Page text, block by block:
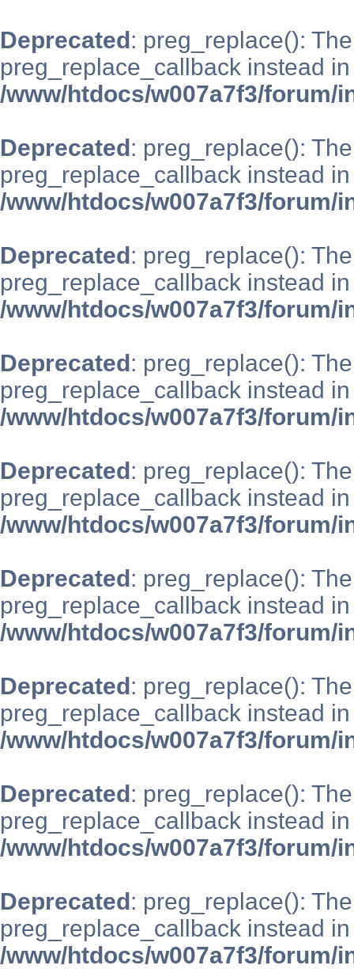
Deprecated: preg_replace():
preg_replace_callback instead in
/www/htdocs/w007a7f3/forum/
Deprecated: preg_replace():
preg_replace_callback instead in
/www/htdocs/w007a7f3/forum/
Deprecated: preg_replace():
preg_replace_callback instead in
/www/htdocs/w007a7f3/forum/
Deprecated: preg_replace():
preg_replace_callback instead in
/www/htdocs/w007a7f3/forum/
Deprecated: preg_replace():
preg_replace_callback instead in
/www/htdocs/w007a7f3/forum/
Deprecated: preg_replace():
preg_replace_callback instead in
/www/htdocs/w007a7f3/forum/
Deprecated: preg_replace():
preg_replace_callback instead in
/www/htdocs/w007a7f3/forum/
Deprecated: preg_replace():
preg_replace_callback instead in
/www/htdocs/w007a7f3/forum/
Deprecated: preg_replace():
preg_replace_callback instead in
/www/htdocs/w007a7f3/forum/